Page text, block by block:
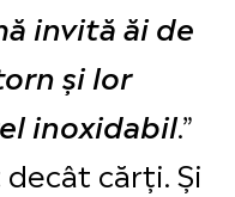
invită ăi de
şi lor
inoxidabil.”
cărți. Și